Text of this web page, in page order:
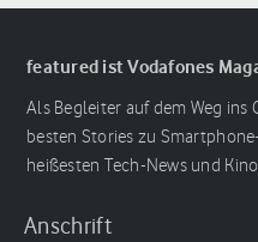
featured ist Vodafones
Als Begleiter auf dem Weg
besten Stories zu
heißesten Tech-News und
Anschrift